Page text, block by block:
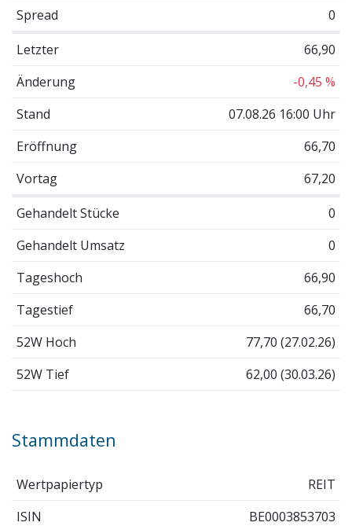
Spread
0
Letzter
66,90
Änderung
-0,45 %
Stand
07.08.26 16:00 Uhr
Eröffnung
66,70
Vortag
67,20
Gehandelt Stücke
0
Gehandelt Umsatz
0
Tageshoch
66,90
Tagestief
66,70
52W Hoch
77,70 (27.02.26)
52W Tief
62,00 (30.03.26)
Stammdaten
Wertpapiertyp
REIT
ISIN
BE0003853703